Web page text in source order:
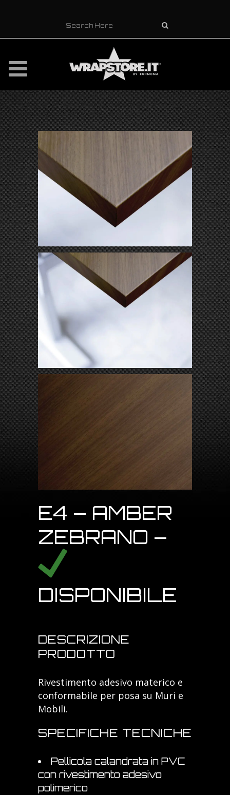
E4 – AMBER
ZEBRANO –
DISPONIBILE
DESCRIZIONE
PRODOTTO
Rivestimento adesivo materico e
conformabile per posa su Muri e
Mobili.
SPECIFICHE TECNICHE
Pellicola calandrata in PVC
con rivestimento adesivo
polimerico